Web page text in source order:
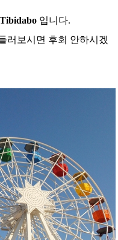
Tibidabo 입니다.
러보시면 후회 안하시겠